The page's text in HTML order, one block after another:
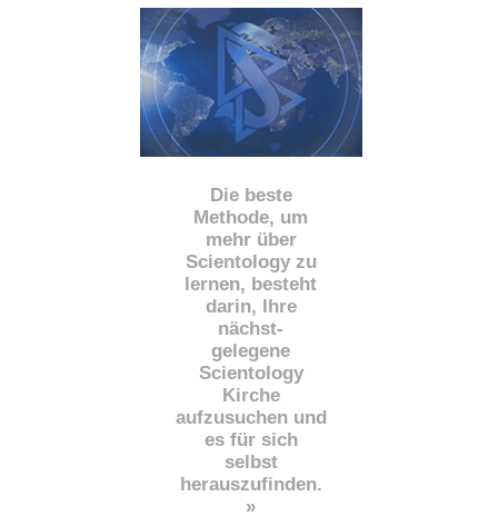
Die beste
Methode, um
mehr über
Scientology zu
lernen, besteht
darin, Ihre
nächst-
gelegene
Scientology
Kirche
aufzusuchen und
es für sich
selbst
herauszufinden.
»